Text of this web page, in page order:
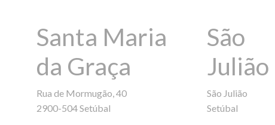
Santa Maria
da Graça
Rua de Mormugão, 40
2900-504 Setúbal
São
Julião
São Julião
Setúbal